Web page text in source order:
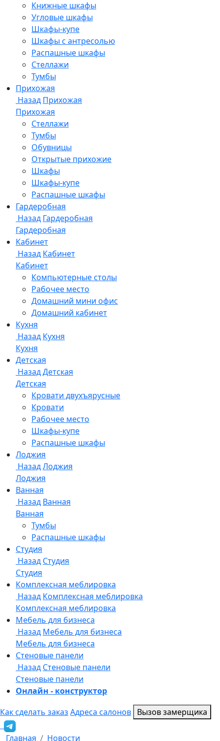
Онлайн - конструктор
Как сделать заказ Адреса салонов Вызов замерщика
Главная Новости